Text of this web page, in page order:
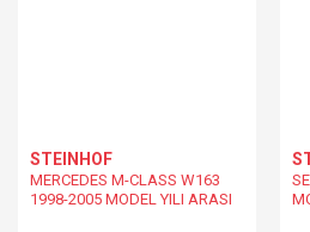
STEINHOF
MERCEDES M-CLASS W163
1998-2005 MODEL YILI ARASI